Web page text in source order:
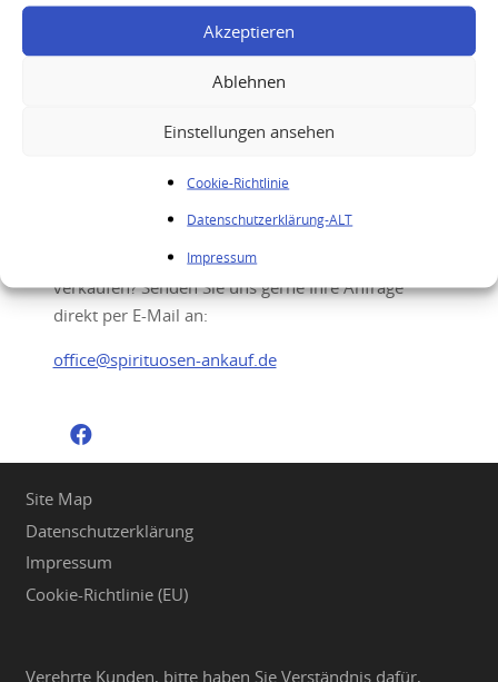
Akzeptieren
Ablehnen
Einstellungen ansehen
Cookie-Richtlinie
Datenschutzerklärung-ALT
Impressum
1908 Niepoort Porto Colheita
Ihre Anfrage
Sie möchten Ihre hochwertigen Spirituosen
verkaufen? Senden Sie uns gerne Ihre Anfrage
direkt per E-Mail an:
office@spirituosen-ankauf.de
Site Map
Datenschutzerklärung
Impressum
Cookie-Richtlinie (EU)
Verehrte Kunden, bitte haben Sie Verständnis dafür,